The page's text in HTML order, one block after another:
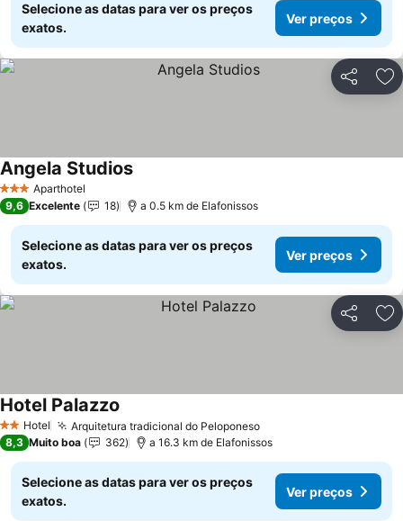
Selecione as datas para ver os preços
exatos.
Ver preços
Partilhar
3 EstrelasAparthotel
Angela StudiosVer preços
9,6 Excelente 18 a 0.5 km de Elafonissos
Selecione as datas para ver os preços
exatos.
Ver preços
Partilhar
2 Estrelas
Hotel Arquitetura tradicional do PeloponesoVer preços
Hotel Palazzo
8,3 Muito boa 362 a 16.3 km de Elafonissos
Selecione as datas para ver os preços
exatos.
Ver preços